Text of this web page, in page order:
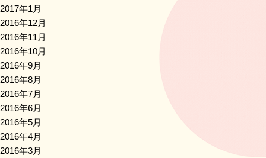
2017年1月
2016年12月
2016年11月
2016年10月
2016年9月
2016年8月
2016年7月
2016年6月
2016年5月
2016年4月
2016年3月